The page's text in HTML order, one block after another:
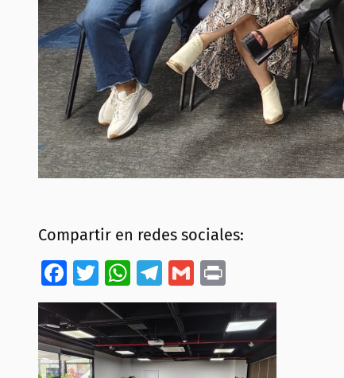
Compartir en redes sociales:
Facebook
Twitter
WhatsApp
Telegram
Gmail